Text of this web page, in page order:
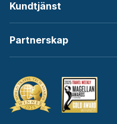
Kundtjänst
Partnerskap